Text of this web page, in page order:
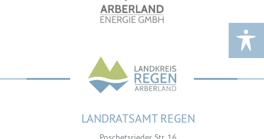
LANDRATSAMT REGEN